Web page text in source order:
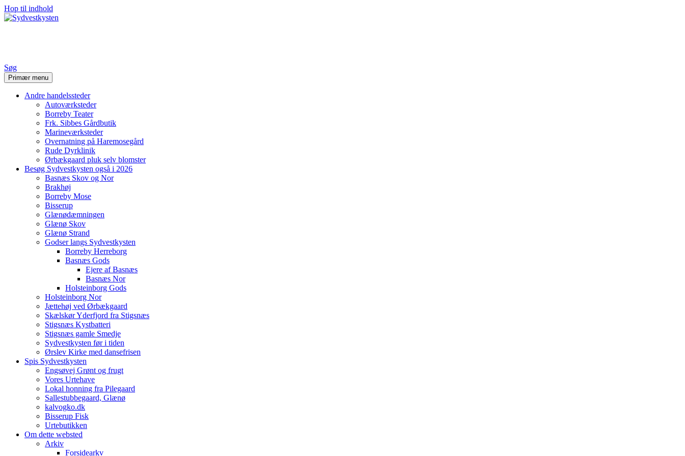
Hop til indhold
Søg
Primær menu
Andre handelssteder
Autoværksteder
Borreby Teater
Frk. Sibbes Gårdbutik
Marineværksteder
Overnatning på Haremosegård
Rude Dyrklinik
Ørbækgaard pluk selv blomster
Besøg Sydvestkysten også i 2026
Basnæs Skov og Nor
Brakhøj
Borreby Mose
Bisserup
Glænødæmningen
Glænø Skov
Glænø Strand
Godser langs Sydvestkysten
Borreby Herreborg
Basnæs Gods
Ejere af Basnæs
Basnæs Nor
Holsteinborg Gods
Holsteinborg Nor
Jættehøj ved Ørbækgaard
Skælskør Yderfjord fra Stigsnæs
Stigsnæs Kystbatteri
Stigsnæs gamle Smedje
Sydvestkysten før i tiden
Ørslev Kirke med dansefrisen
Spis Sydvestkysten
Engsøvej Grønt og frugt
Vores Urtehave
Lokal honning fra Pilegaard
Sallestubbegaard, Glænø
kalvogko.dk
Bisserup Fisk
Urtebutikken
Om dette websted
Arkiv
Forsidearkv